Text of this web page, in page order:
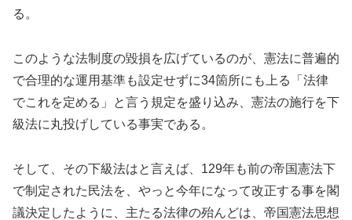
る。
このような法制度の毀損を広げているのが、憲法に普遍的
で合理的な運用基準も設定せずに34箇所にも上る「法律
でこれを定める」と言う規定を盛り込み、憲法の施行を下
級法に丸投げしている事実である。
そして、その下級法はと言えば、129年も前の帝国憲法下
で制定された民法を、やっと今年になって改正する事を閣
議決定したように、主たる法律の殆んどは、帝国憲法思想